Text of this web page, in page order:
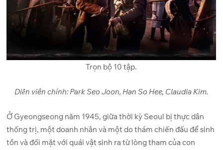
Trọn bộ 10 tập.
Diễn viên chính: Park Seo Joon, Han So Hee, Claudia Kim.
Ở Gyeongseong năm 1945, giữa thời kỳ Seoul bị thực dân
thống trị, một doanh nhân và một do thám chiến đấu để sinh
tồn và đối mặt với quái vật sinh ra từ lòng tham của con